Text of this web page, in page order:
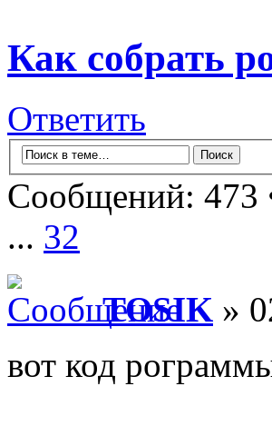
Как собрать
Ответить
Сообщений: 473
... 32
TOSIK »
вот код